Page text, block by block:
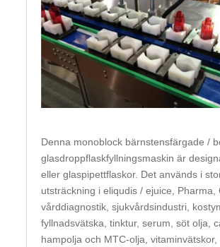
Denna monoblock bärnstensfärgade /
glasdroppflaskfyllningsmaskin är
eller glaspipettflaskor. Det används i
utsträckning i eliqudis / ejuice, Pharma,
vårddiagnostik, sjukvårdsindustri,
fyllnadsvätska, tinktur, serum, söt olja,
hampolja och MTC-olja, vitaminvätskor,